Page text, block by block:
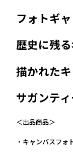
フォトギ
歴史に残
描かれた
サガンテ
＜出品商品＞
・キャンバスフォ